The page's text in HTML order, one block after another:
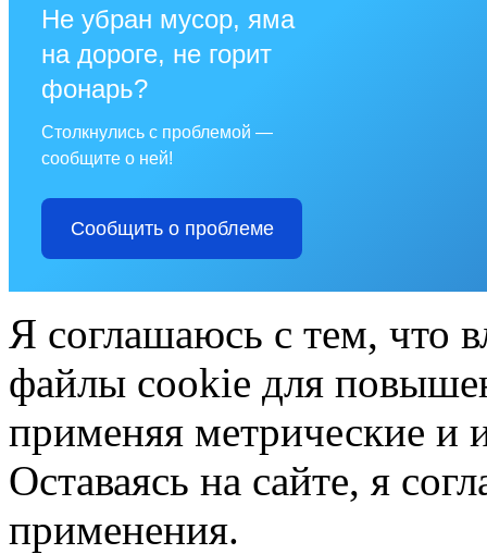
Не убран мусор, яма
на дороге, не горит
фонарь?
Столкнулись с проблемой —
сообщите о ней!
Сообщить о проблеме
Я соглашаюсь с тем, что
файлы cookie для
применяя метрические и
Оставаясь на сайте, я
применения.